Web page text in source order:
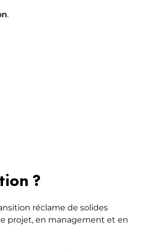
.
?
réclame de solides
projet, en management et en